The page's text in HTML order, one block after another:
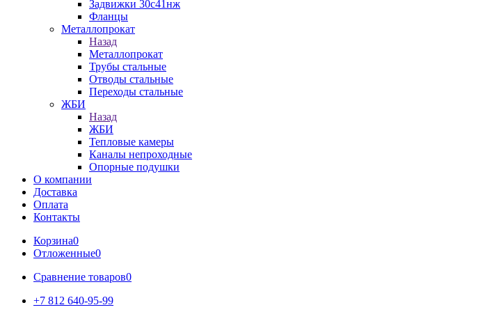
Задвижки 30с41нж
Фланцы
Металлопрокат
Назад
Металлопрокат
Трубы стальные
Отводы стальные
Переходы стальные
ЖБИ
Назад
ЖБИ
Тепловые камеры
Каналы непроходные
Опорные подушки
О компании
Доставка
Оплата
Контакты
Корзина0
Отложенные0
Сравнение товаров0
+7 812 640-95-99